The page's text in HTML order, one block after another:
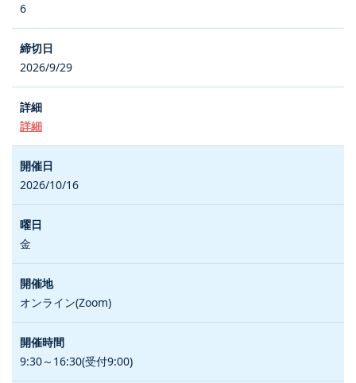
6
2026/9/29
詳細
2026/10/16
金
オンライン(Zoom)
9:30～16:30(受付9:00)